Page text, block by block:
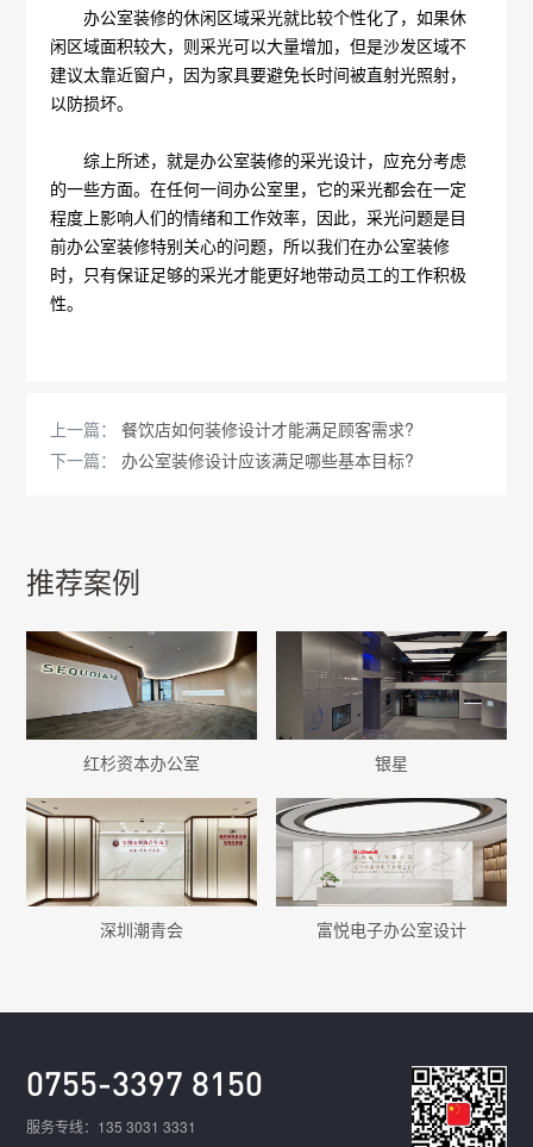
办公室装修的休闲区域采光就比较个性化了，如果休
闲区域面积较大，则采光可以大量增加，但是沙发区域不
建议太靠近窗户，因为家具要避免长时间被直射光照射，
以防损坏。
综上所述，就是办公室装修的采光设计，应充分考虑
的一些方面。在任何一间办公室里，它的采光都会在一定
程度上影响人们的情绪和工作效率，因此，采光问题是目
前办公室装修特别关心的问题，所以我们在办公室装修
时，只有保证足够的采光才能更好地带动员工的工作积极
性。
上一篇： 餐饮店如何装修设计才能满足顾客需求?
下一篇：办公室装修设计应该满足哪些基本目标?
推荐案例
红杉资本办公室 银星
深圳潮青会 富悦电子办公室设计
0755-3397 8150
服务专线：135 3031 3331